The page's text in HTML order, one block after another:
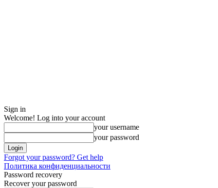
Sign in
Welcome! Log into your account
your username
your password
Forgot your password? Get help
Политика конфиденциальности
Password recovery
Recover your password